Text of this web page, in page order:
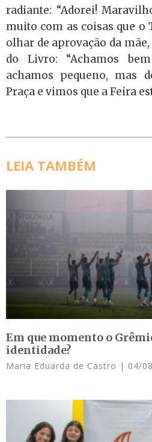
radiante: “Adorei!
muito com as coisas que o
olhar de aprovação da
do Livro: “Achamos
achamos pequeno, mas
Praça e vimos que a Feira
LEIA TAMBÉM
Em que momento o
identidade?
Maria Eduarda de Castro 04/